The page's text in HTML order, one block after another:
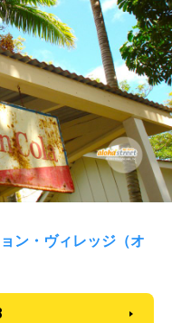
ン・ヴィレッジ（オ